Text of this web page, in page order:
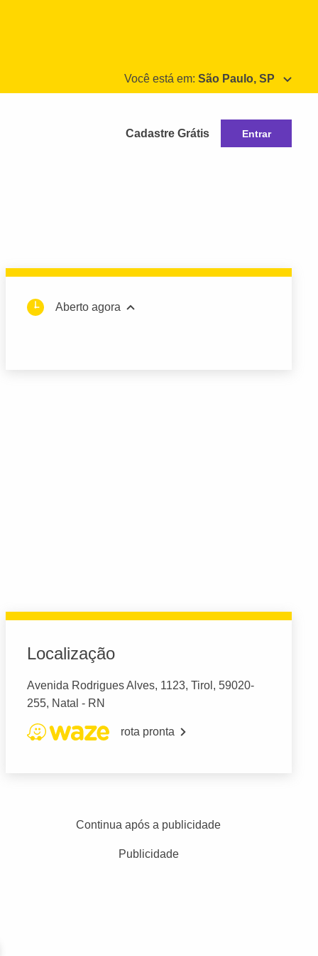
Você está em: São Paulo, SP
Cadastre Grátis Entrar
Aberto agora
Localização
Avenida Rodrigues Alves, 1123, Tirol, 59020-
255, Natal - RN
rota pronta
Continua após a publicidade
Publicidade